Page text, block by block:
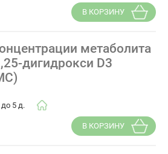
В КОРЗИНУ
метаболита
дигидрокси D3
до 5 д.
В КОРЗИНУ